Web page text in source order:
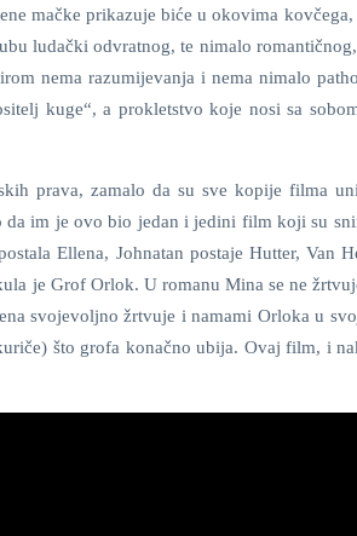
mačke prikazuje biće u okovima
ludački odvratnog, te nimalo
nema razumijevanja i nema nimalo
kuge“, a prokletstvo koje nosi sa
prava, zamalo da su sve kopije filma
da im je ovo bio jedan i jedini film koji su
Ellena, Johnatan postaje Hutter, Van
je Grof Orlok. U romanu Mina se ne
svojevoljno žrtvuje i namami Orloka u
što grofa konačno ubija. Ovaj film, i